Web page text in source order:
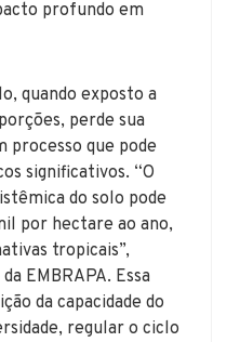
profundo em
quando exposto a
perde sua
processo que pode
significativos. “O
do solo pode
por hectare ao ano,
tropicais”,
EMBRAPA. Essa
da capacidade do
regular o ciclo